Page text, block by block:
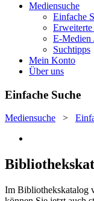
Mediensuche
Einfache
Erweiterte
E-Medien
Suchtipps
Mein Konto
Über uns
Einfache Suche
Mediensuche >
Im Bibliothekskatalog